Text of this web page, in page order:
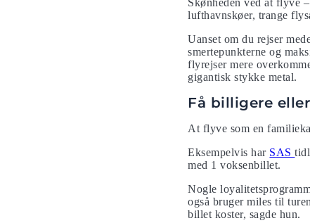
Skønheden ved at flyve
lufthavnskøer, trange
Uanset om du rejser
smertepunkterne og
flyrejser mere
gigantisk stykke metal.
Få billigere
At flyve som en
Eksempelvis har SAS
med 1 voksenbillet.
Nogle
også bruger miles til
billet koster, sagde hun.